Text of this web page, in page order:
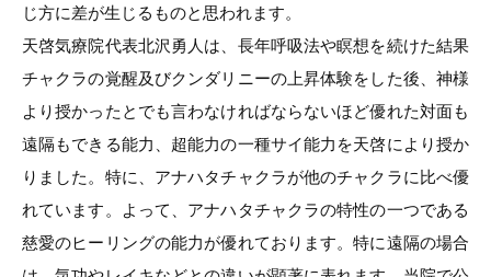
じ方に差が生じるものと思われます。
天啓気療院代表北沢勇人は、長年呼吸法や瞑想を続けた結果
チャクラの覚醒及びクンダリニーの上昇体験をした後、神様
より授かったとでも言わなければならないほど優れた対面も
遠隔もできる能力、超能力の一種サイ能力を天啓により授か
りました。特に、アナハタチャクラが他のチャクラに比べ優
れています。よって、アナハタチャクラの特性の一つである
慈愛のヒーリングの能力が優れております。特に遠隔の場合